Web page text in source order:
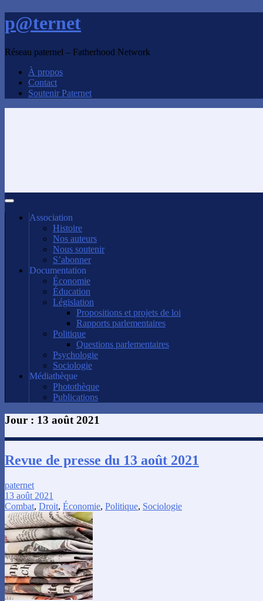
p@ternet
Réseau paternel – Fatherhood Network
À propos
Contact
Soutenir Paternet
Association
Histoire
Nos auteurs
Nous soutenir
S’abonner
Documentation
Économie
Éducation
Législation
Propositions et projets de loi
Rapports parlementaires
Politique
Questions parlementaires
Psychologie
Sociologie
Médiathèque
Photothèque
Publications
Jour : 13 août 2021
Revue de presse du 13 août 2021
paternet
13 août 2021
Combat, Droit, Économie, Politique, Sociologie